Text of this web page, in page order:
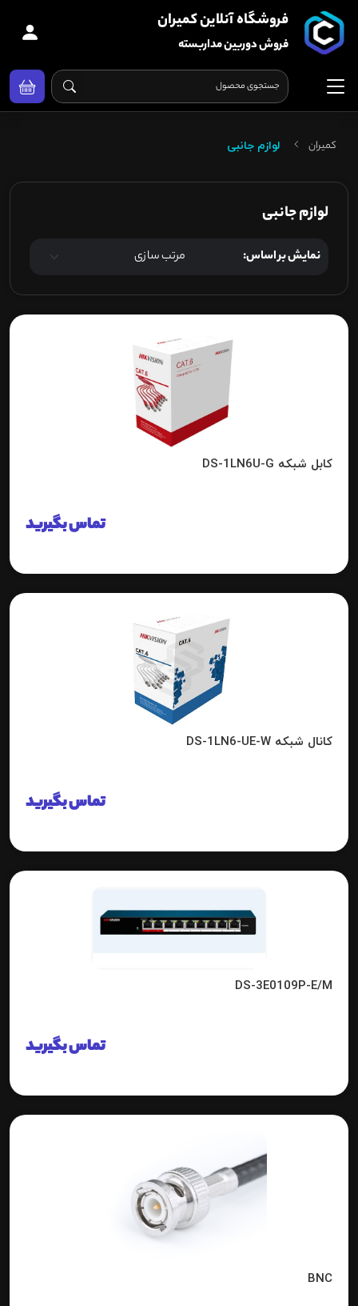
فروشگاه آنلاین کمیران
فروش دوربین مداربسته
کمیران لوازم جانبی
لوازم جانبی
نمایش بر اساس:
کابل شبکه DS-1LN6U-G
تماس بگیرید
کانال شبکه DS-1LN6-UE-W
تماس بگیرید
DS-3E0109P-E/M
تماس بگیرید
BNC